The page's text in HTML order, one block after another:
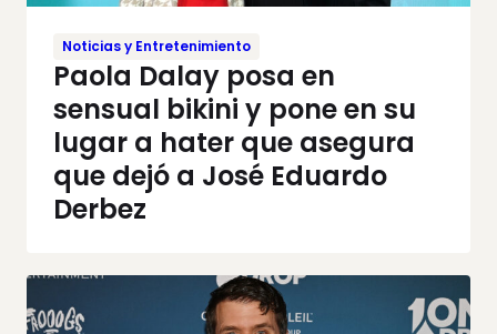
Noticias y Entretenimiento
Paola Dalay posa en
sensual bikini y pone en su
lugar a hater que asegura
que dejó a José Eduardo
Derbez